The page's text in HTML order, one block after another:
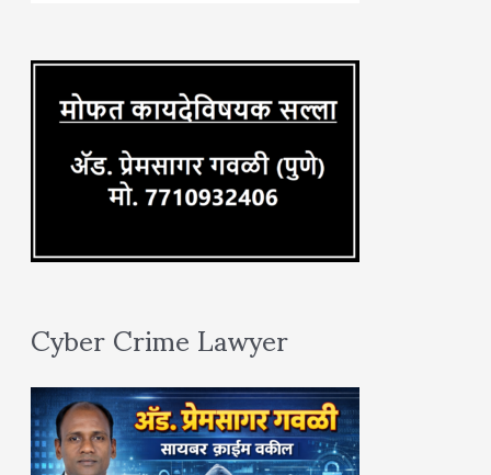
:
Cyber Crime Lawyer